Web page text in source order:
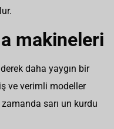
makineleri
daha yaygın bir
ve verimli modeller
sarı un kurdu